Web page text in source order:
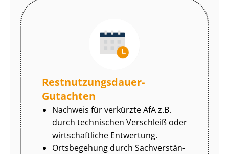
Rest­nut­zungs­dau­er-
Gutachten
Nachweis für verkürzte AfA z.B.
durch technischen Verschleiß oder
wirtschaftliche Entwertung.
Ortsbegehung durch Sach­ver­stän­